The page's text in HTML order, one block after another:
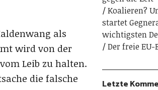
als
wird von der
Leib zu halten.
die falsche
Koalieren?
startet
wichtigsten
Der freie
Letzte